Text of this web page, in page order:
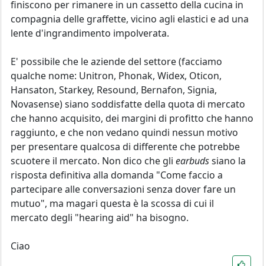
finiscono per rimanere in un cassetto della cucina in
compagnia delle graffette, vicino agli elastici e ad una
lente d'ingrandimento impolverata.
E' possibile che le aziende del settore (facciamo
qualche nome: Unitron, Phonak, Widex, Oticon,
Hansaton, Starkey, Resound, Bernafon, Signia,
Novasense) siano soddisfatte della quota di mercato
che hanno acquisito, dei margini di profitto che hanno
raggiunto, e che non vedano quindi nessun motivo
per presentare qualcosa di differente che potrebbe
scuotere il mercato. Non dico che gli earbudssiano la
risposta definitiva alla domanda "Come faccio a
partecipare alle conversazioni senza dover fare un
mutuo", ma magari questa è la scossa di cui il
mercato degli "hearing aid" ha bisogno.
Ciao